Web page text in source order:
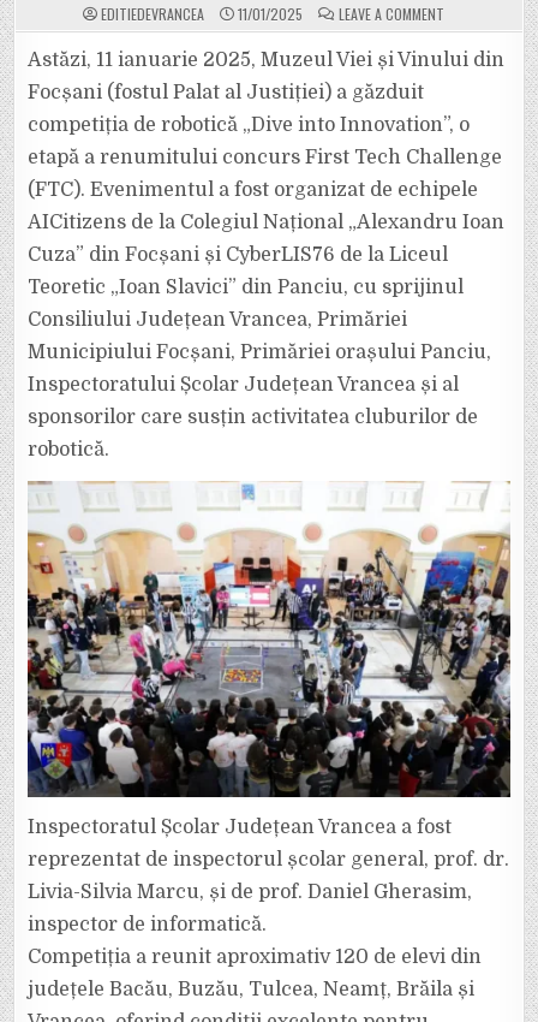
EDITIEDEVRANCEA 11/01/2025 LEAVE A COMMENTON
COMPETIȚIA
ROBOTICĂ
„DIVE
UN
EVENIMENT
INOVAȚIEI
EDUCAȚIEI
TEHNOLOGICE
LA
FOCȘANI
Astăzi, 11 ianuarie 2025, Muzeul Viei și Vinului din
Focșani (fostul Palat al Justiției) a găzduit
competiția de robotică „Dive into Innovation”, o
etapă a renumitului concurs First Tech Challenge
(FTC). Evenimentul a fost organizat de echipele
AICitizens de la Colegiul Național „Alexandru Ioan
Cuza” din Focșani și CyberLIS76 de la Liceul
Teoretic „Ioan Slavici” din Panciu, cu sprijinul
Consiliului Județean Vrancea, Primăriei
Municipiului Focșani, Primăriei orașului Panciu,
Inspectoratului Școlar Județean Vrancea și al
sponsorilor care susțin activitatea cluburilor de
robotică.
Inspectoratul Școlar Județean Vrancea a fost
reprezentat de inspectorul școlar general, prof. dr.
Livia-Silvia Marcu, și de prof. Daniel Gherasim,
inspector de informatică.
Competiția a reunit aproximativ 120 de elevi din
județele Bacău, Buzău, Tulcea, Neamț, Brăila și